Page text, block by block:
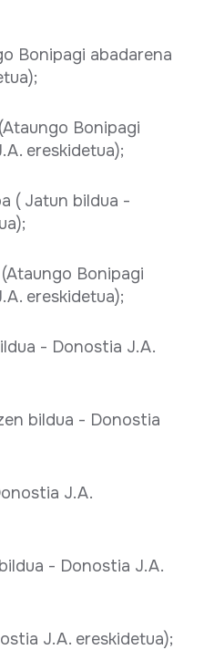
Bonipagi abadarena
Bonipagi
ereskidetua);
( Jatun bildua -
Bonipagi
ereskidetua);
- Donostia J.A.
bildua - Donostia
J.A.
- Donostia J.A.
J.A. ereskidetua);